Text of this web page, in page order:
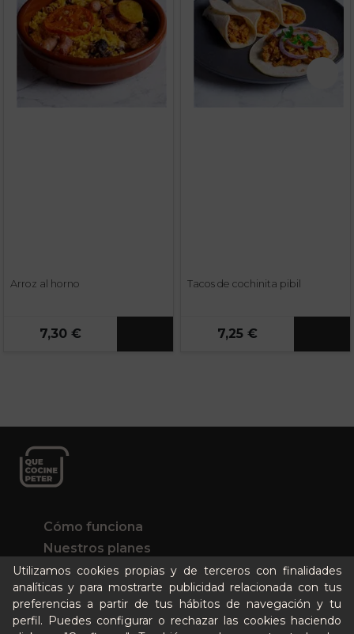
Arroz al horno
7,30 €
Tacos de cochinita pibil
7,25 €
Utilizamos cookies propias y de terceros con finalidades
analíticas y para mostrarte publicidad relacionada con tus
preferencias a partir de tus hábitos de navegación y tu
perfil. Puedes configurar o rechazar las cookies haciendo
Cómo funciona
Nuestros planes
Casos de éxito
Soy un particular